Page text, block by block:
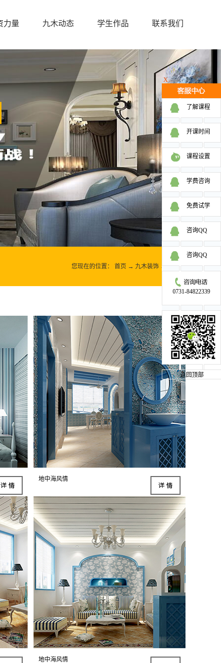
力量 九木动态 学生作品 联系我们
您现在的位置： 首页 → 九木装饰 → 地中海
地中海风情
地中海风情
X
了解课程
开课时间
课程设置
学费咨询
免费试学
咨询QQ
咨询QQ
0731-84822339
返回顶部